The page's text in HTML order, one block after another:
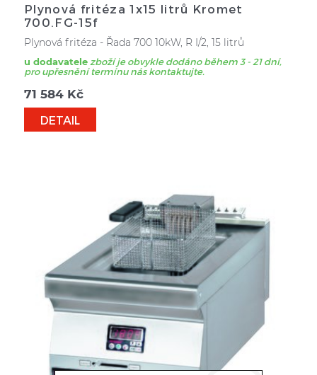
Plynová fritéza 1x15 litrů Kromet
700.FG-15f
Plynová fritéza - Řada 700 10kW, R I/2, 15 litrů
u dodavatele zboží je obvykle dodáno během 3 - 21 dní,
pro upřesnění termínu nás kontaktujte.
71 584 Kč
DETAIL